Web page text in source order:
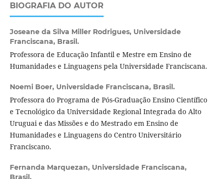
BIOGRAFIA DO AUTOR
Joseane da Silva Miller Rodrigues, Universidade
Franciscana, Brasil.
Professora de Educação Infantil e Mestre em Ensino de
Humanidades e Linguagens pela Universidade Franciscana.
Noemi Boer, Universidade Franciscana, Brasil.
Professora do Programa de Pós-Graduação Ensino Científico
e Tecnológico da Universidade Regional Integrada do Alto
Uruguai e das Missões e do Mestrado em Ensino de
Humanidades e Linguagens do Centro Universitário
Franciscano.
Fernanda Marquezan, Universidade Franciscana,
Brasil.